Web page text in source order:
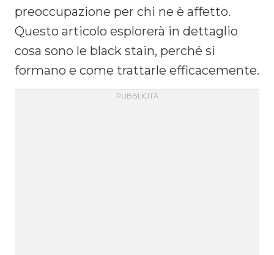
preoccupazione per chi ne è affetto.
Questo articolo esplorerà in dettaglio
cosa sono le black stain, perché si
formano e come trattarle efficacemente.